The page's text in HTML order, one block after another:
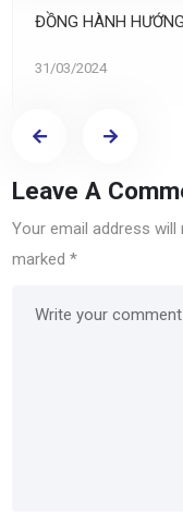
ĐỒNG HÀNH
31/03/2024
Leave A
Your email address will
marked*